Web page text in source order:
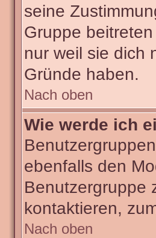
seine
Gruppe
nur weil sie dich
Gründe haben.
Nach oben
Wie werde ich
ebenfalls den
Benutzergruppe
kontaktieren,
Nach oben